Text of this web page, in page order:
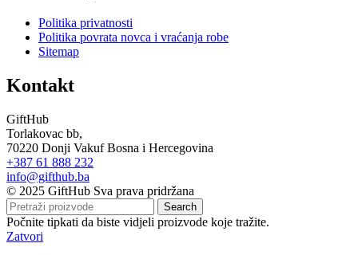
Politika privatnosti
Politika povrata novca i vraćanja robe
Sitemap
Kontakt
GiftHub
Torlakovac bb,
70220 Donji Vakuf Bosna i Hercegovina
+387 61 888 232
info@gifthub.ba
© 2025 GiftHub Sva prava pridržana
Search
Počnite tipkati da biste vidjeli proizvode koje tražite.
Zatvori